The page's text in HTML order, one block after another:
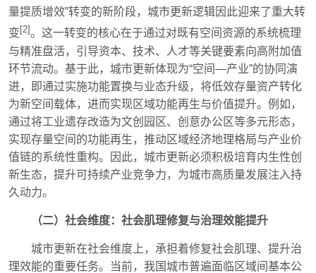
量提质增效”转变的新阶段，城市更新逻辑因此迎来了重大转
变 [2]。这一转变的核心在于通过对既有空间资源的系统梳理
与精准盘活，引导资本、技术、人才等关键要素向高附加值
环节流动。基于此，城市更新体现为“空间—产业”的协同演
进，即通过实施功能置换与业态升级，将低效存量资产转化
为新空间载体，进而实现区域功能再生与价值提升。例如，
通过将工业遗存改造为文创园区、创意办公区等多元形态，
实现存量空间的功能再生，推动区域经济地理格局与产业价
值链的系统性重构。因此，城市更新必须积极培育内生性创
新生态，提升可持续产业竞争力，为城市高质量发展注入持
久动力。
（二）社会维度：社会肌理修复与治理效能提升
城市更新在社会维度上，承担着修复社会肌理、提升治
理效能的重要任务。当前，我国城市普遍面临区域间基本公